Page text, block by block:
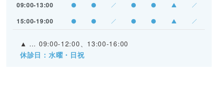
09:00-13:00 ● ● ／ ● ● ▲ ／
15:00-19:00 ● ● ／ ● ● ▲ ／
▲ … 09:00-12:00、13:00-16:00
休診日：水曜・日祝